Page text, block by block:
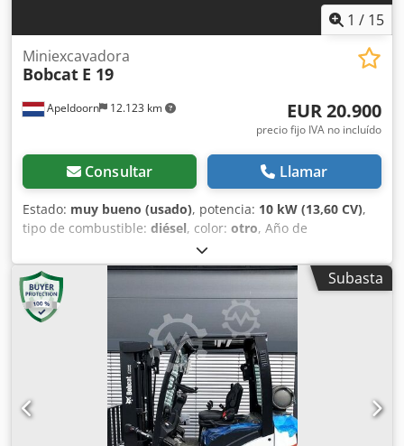
1 / 15
Apeldoorn 12.123 km
Miniexcavadora
Bobcat E 19
EUR 20.900
precio fijo IVA no incluído
Consultar Llamar
Estado: muy bueno (usado), potencia: 10 kW (13,60 CV),
tipo de combustible: diésel, color: otro, Año de
, horas de funcionamiento:
fabricación: 2023 Tracción: Oruga Peso en vacío: 1.768 kg
Dimensiones (L x An x Al): 381 x 98 x 229 cm Tipo de motor:
Kubota D722-EF11 Sistema de cambio rápido: Sí Estado
técnico: Muy bueno Estado estético: Muy bueno =
Opciones y accesorios adicionales = Crodpfx Amsy Rfw Ne
Rjf - Foco(s) de trabajo - Ventilador - Cadenas de goma -
Función martillo/clasificación - Hoja empujadora - Cambio
rápido = Observaciones = Tren motriz Norma / Fase: Stage
IV / Tier IV final Lehnhoff MS01 sistema de enganche
rápido con 1 cuchara, chasis extensible, brazo largo
Subasta